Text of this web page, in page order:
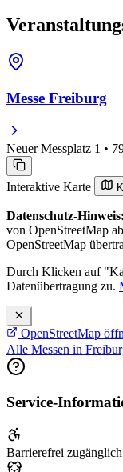
Messe Freiburg
Neuer Messplatz 1 •
Interaktive Karte
Datenschutz-Hinweis:
von OpenStreetMap
OpenStreetMap
Durch Klicken auf
Datenübertragung zu.
OpenStreetMap
Alle Messen in
Service-
Barrierefrei zugänglich